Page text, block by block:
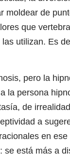
moldear de
que
utilizan. Es
pero la
la persona
de
a
en
se está más a